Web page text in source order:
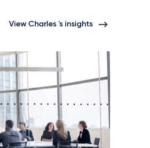
View Charles 's insights